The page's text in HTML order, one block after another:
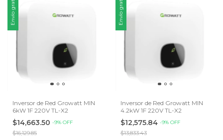
Envío gratis
Inversor de Red Growatt MIN
6kW 1F 220V TL-X2
$14,663.50 -9% OFF
$16,129.85
Envío gratis
Inversor de Red Growatt MIN
4.2kW 1F 220V TL-X2
$12,575.84 -9% OFF
$13,833.43